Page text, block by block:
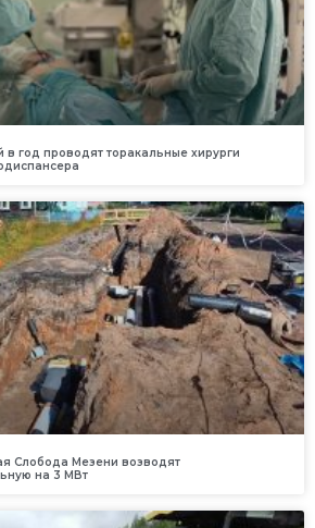
год проводят торакальные хирурги
Слобода Мезени возводят
на 3 МВт